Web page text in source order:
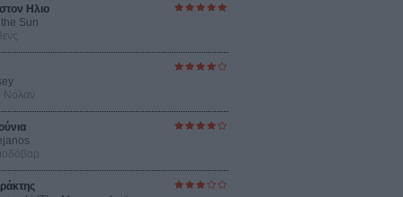
Ηλιο
Sun